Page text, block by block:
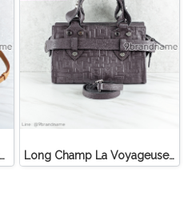
Louis Vuitton Limited Edition Monogram Canvas Sofia Coppola SC Bag Long Champ La Voyageuse Bag Leather